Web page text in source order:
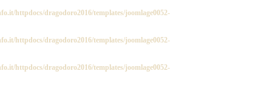
httpdocs/dragodoro2016/templates/joomlage0052-
httpdocs/dragodoro2016/templates/joomlage0052-
httpdocs/dragodoro2016/templates/joomlage0052-